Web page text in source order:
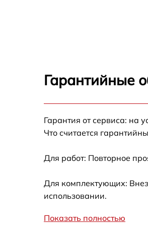
Замена блока питания
Замена шлейфа
Гарантийные
Гарантия от сервиса: на
Что считается
Для работ: Повторное
Для комплектующих:
использовании.
Показать полностью